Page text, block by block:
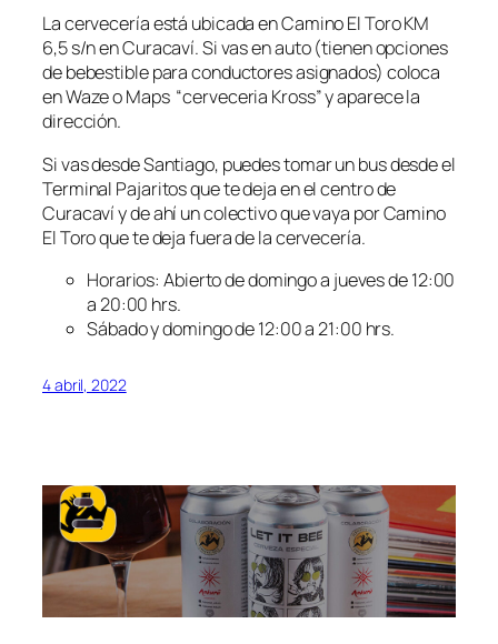
La cervecería está ubicada en Camino El Toro KM
6,5 s/n en Curacaví. Si vas en auto (tienen opciones
de bebestible para conductores asignados) coloca
en Waze o Maps “cerveceria Kross” y aparece la
dirección.
Si vas desde Santiago, puedes tomar un bus desde el
Terminal Pajaritos que te deja en el centro de
Curacaví y de ahí un colectivo que vaya por Camino
El Toro que te deja fuera de la cervecería.
Horarios: Abierto de domingo a jueves de 12:00
a 20:00 hrs.
Sábado y domingo de 12:00 a 21:00 hrs.
4 abril, 2022